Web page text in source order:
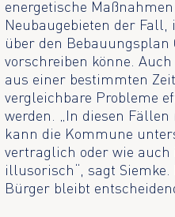
energetische
Neubaugebieten der Fall,
über den
vorschreiben könne.
aus einer bestimmten
vergleichbare Probleme
werden. „In diesen
kann die Kommune
vertraglich oder wie
illusorisch“, sagt
Bürger bleibt